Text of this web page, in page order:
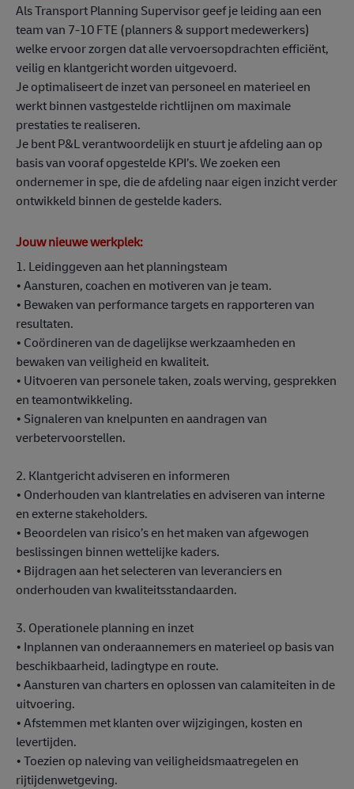
Als Transport Planning Supervisor geef je leiding aan een
team van 7-10 FTE (planners & support medewerkers)
welke ervoor zorgen dat alle vervoersopdrachten efficiënt,
veilig en klantgericht worden uitgevoerd.
Je optimaliseert de inzet van personeel en materieel en
werkt binnen vastgestelde richtlijnen om maximale
prestaties te realiseren.
Je bent P&L verantwoordelijk en stuurt je afdeling aan op
basis van vooraf opgestelde KPI’s. We zoeken een
ondernemer in spe, die de afdeling naar eigen inzicht verder
ontwikkeld binnen de gestelde kaders.
Jouw nieuwe werkplek:
1. Leidinggeven aan het planningsteam
• Aansturen, coachen en motiveren van je team.
• Bewaken van performance targets en rapporteren van
resultaten.
• Coördineren van de dagelijkse werkzaamheden en
bewaken van veiligheid en kwaliteit.
• Uitvoeren van personele taken, zoals werving, gesprekken
en teamontwikkeling.
• Signaleren van knelpunten en aandragen van
verbetervoorstellen.
2. Klantgericht adviseren en informeren
• Onderhouden van klantrelaties en adviseren van interne
en externe stakeholders.
• Beoordelen van risico’s en het maken van afgewogen
beslissingen binnen wettelijke kaders.
• Bijdragen aan het selecteren van leveranciers en
onderhouden van kwaliteitsstandaarden.
3. Operationele planning en inzet
• Inplannen van onderaannemers en materieel op basis van
beschikbaarheid, ladingtype en route.
• Aansturen van charters en oplossen van calamiteiten in de
uitvoering.
• Afstemmen met klanten over wijzigingen, kosten en
levertijden.
• Toezien op naleving van veiligheidsmaatregelen en
rijtijdenwetgeving.